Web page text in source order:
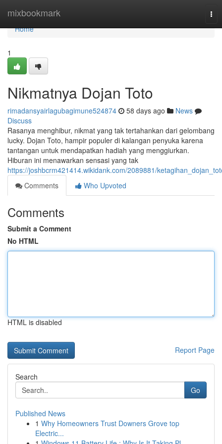
mixbookmark
Home
Home
1
Nikmatnya Dojan Toto
rimadansyairlagubagimune524874 58 days ago
News
Discuss
Rasanya menghibur, nikmat yang tak tertahankan dari gelombang
lucky. Dojan Toto, hampir populer di kalangan penyuka karena
tantangan untuk mendapatkan hadiah yang menggiurkan.
Hiburan ini menawarkan sensasi yang tak
https://joshbcrm421414.wikidank.com/2089881/
Comments
Who Upvoted
Comments
Submit a Comment
No HTML
HTML is disabled
Report Page
Search
Go
Published News
1 Why Homeowners Trust Downers Grove top
Electric...